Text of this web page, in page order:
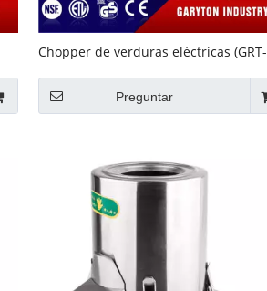
Chopper de verduras eléctricas (GRT-
Preguntar